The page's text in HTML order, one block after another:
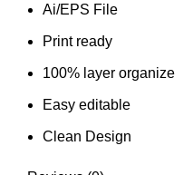
Ai/EPS File
Print ready
100% layer organize
Easy editable
Clean Design